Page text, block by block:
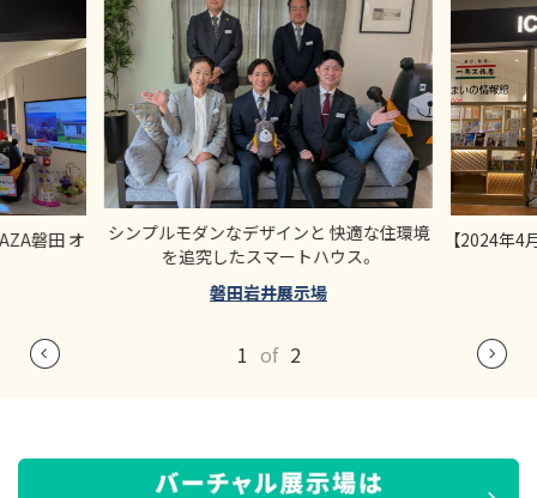
磐田 オ
シンプルモダンなデザインと 快適な住環境
を追究したスマートハウス。
磐田岩井展示場
【2024年4
1 of 2